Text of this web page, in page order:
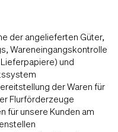
der angelieferten Güter,
Wareneingangskontrolle
und
der Waren für
Flurförderzeuge
für unsere Kunden am